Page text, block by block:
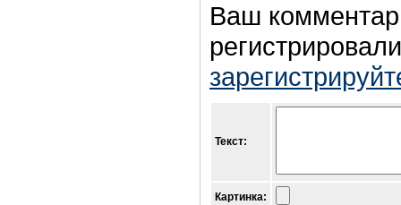
Ваш
Текст:
Картинка: